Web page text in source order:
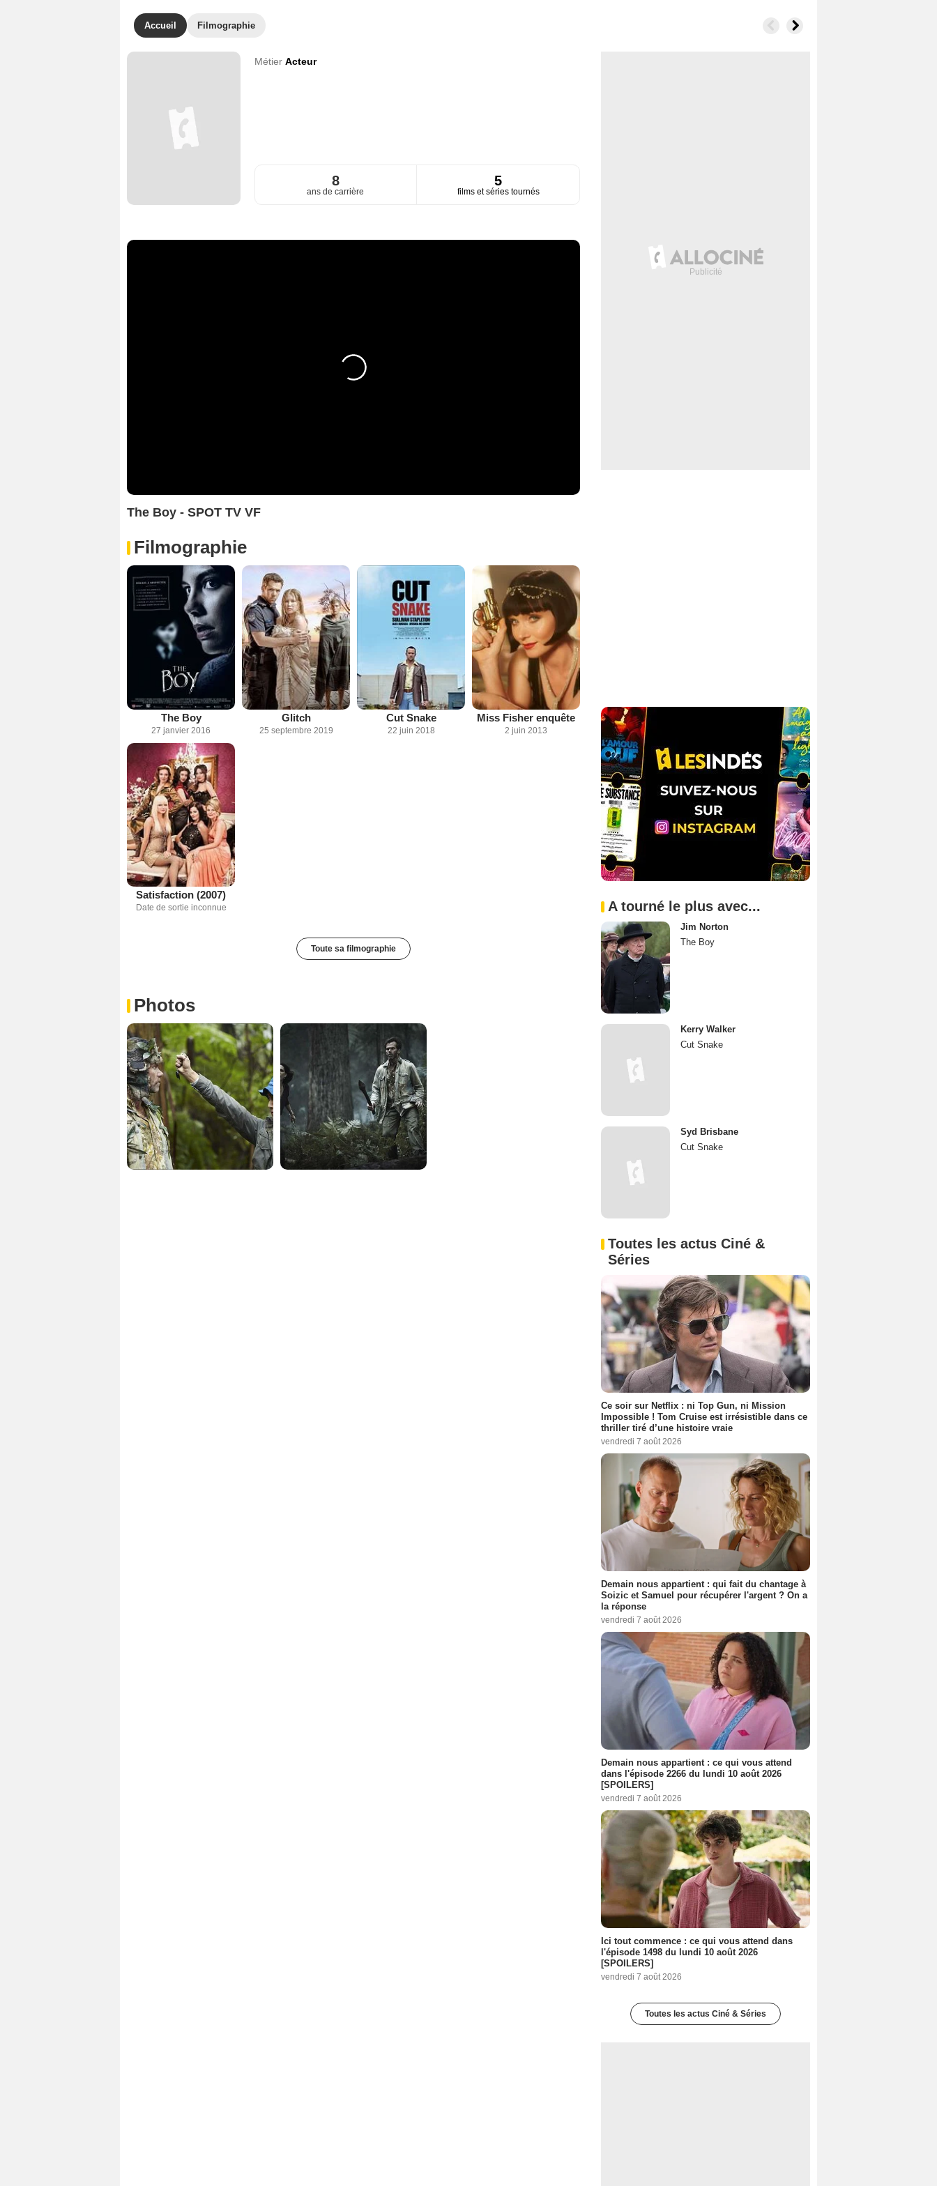
Accueil Filmographie
Métier Acteur
8
ans de carrière
5
films et séries tournés
The Boy - SPOT TV VF
Filmographie
The Boy
27 janvier 2016
Glitch
25 septembre 2019
Cut Snake
22 juin 2018
Miss Fisher enquête
2 juin 2013
Satisfaction (2007)
Date de sortie inconnue
Toute sa filmographie
Photos
A tourné le plus avec...
Jim Norton
The Boy
Kerry Walker
Cut Snake
Syd Brisbane
Cut Snake
Toutes les actus Ciné &
Séries
Ce soir sur Netflix : ni Top Gun, ni Mission
Impossible ! Tom Cruise est irrésistible dans ce
thriller tiré d’une histoire vraie
vendredi 7 août 2026
Demain nous appartient : qui fait du chantage à
Soizic et Samuel pour récupérer l'argent ? On a
la réponse
vendredi 7 août 2026
Demain nous appartient : ce qui vous attend
dans l'épisode 2266 du lundi 10 août 2026
[SPOILERS]
vendredi 7 août 2026
Ici tout commence : ce qui vous attend dans
l'épisode 1498 du lundi 10 août 2026
[SPOILERS]
vendredi 7 août 2026
Toutes les actus Ciné & Séries